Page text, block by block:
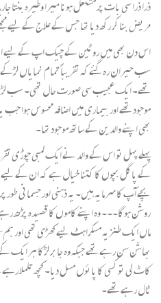
ذرا ذرا سی بات پر مشتعل ہونا میرا وطیرہ بنتا
مریض بنا کر رکھ دیا تھا جس کے علاج کے لیے
اس دن بھی میں روٹین کے چیک اپ کے لیے
سب حیران رہ گئے کہ تقریباً تمام نمایاں
تھے۔ ایک عجیب سی صورت حال تھی۔ سب
موجود تھے اور بیماری میں اضافہ محسوس ہوا جب
بھی اپنے والدین کے ساتھ موجود تھا۔
پہلے پہل تو اس کے والد نے ایک لمبی چوڑی
کے پاگل بچوں کا کتنا خیال ہے کہ ان کے لیے
بچے آپ کا سرمایہ ہیں۔ یہ ذہنی اور جسمانی
روشن ہوگا۔۔۔ وہ اپنے کاموں کا قصیدہ پڑھ
ماں ایک طنزیہ مسکراہٹ لیے کھڑی تھی اور
بھاشن سن رہے تھے جبکہ وہ جابر لڑکا ہر ایک
کاٹ لی تو کسی کا پائوں مسل دیا۔ کچھ تلملا
ٹال رہے تھے۔